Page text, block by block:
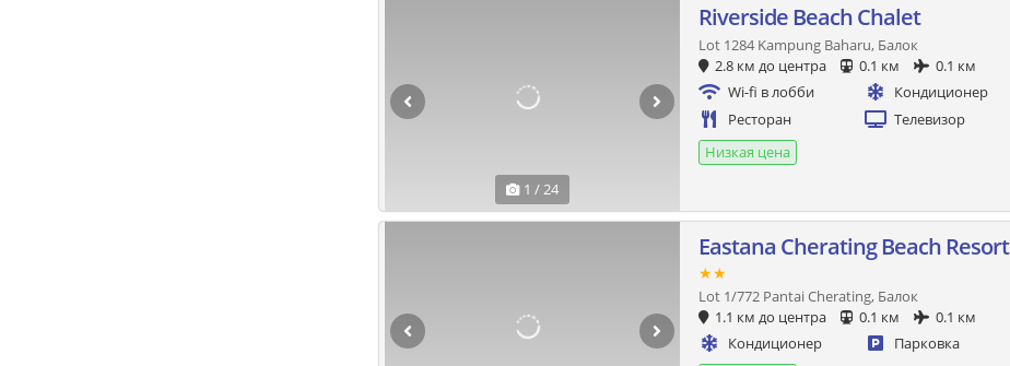
1 / 24
Riverside Beach Chalet
Lot 1284 Kampung Baharu, Балок
2.8 км до центра
0.1 км
0.1 км
Wi-fi в лобби
Кондиционер
Ресторан
Телевизор
Низкая цена
Eastana Cherating Beach Resort
★★
Lot 1/772 Pantai Cherating, Балок
1.1 км до центра
0.1 км
0.1 км
Кондиционер
Парковка